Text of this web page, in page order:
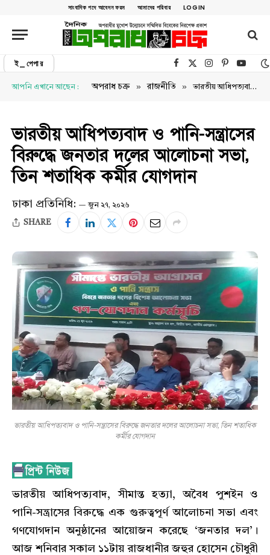
সাংবাদিক পদে আবেদন ফরম আমাদের পরিবার LOGIN
ই_পেপার Facebook
X (Twitter)Instagram
Pinterest
আপনি এখানে আছেন : অপরাধ চক্র » রাজনীতি » ভারতীয় আধিপত্যবাদ ও পানি-সন্ত্রাসের বিরুদ্ধে জনতার দলের আলোচনা সভা, তিন শতাধিক কর্মীর যোগদান
ভারতীয় আধিপত্যবাদ ও পানি-সন্ত্রাসের
বিরুদ্ধে জনতার দলের আলোচনা সভা,
তিন শতাধিক কর্মীর যোগদান
ঢাকা প্রতিনিধি: জুন ২৭, ২০২৬
SHARE
ভারতীয় আধিপত্যবাদ ও পানি-সন্ত্রাসের বিরুদ্ধে জনতার দলের আলোচনা সভা, তিন শতাধিক
কর্মীর যোগদান
ভারতীয় আধিপত্যবাদ, সীমান্ত হত্যা, অবৈধ পুশইন ও
পানি-সন্ত্রাসের বিরুদ্ধে এক গুরুত্বপূর্ণ আলোচনা সভা এবং
গণযোগদান অনুষ্ঠানের আয়োজন করেছে ‘জনতার দল’।
আজ শনিবার সকাল ১১টায় রাজধানীর জহুর হোসেন চৌধুরী